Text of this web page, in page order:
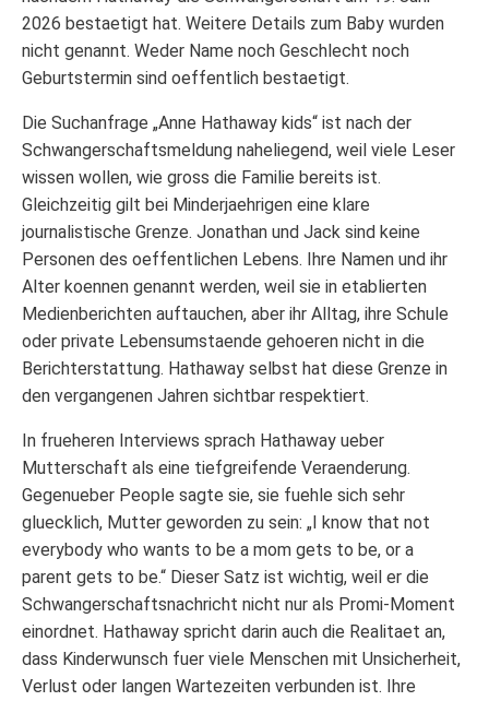
2026 bestaetigt hat. Weitere Details zum Baby wurden
nicht genannt. Weder Name noch Geschlecht noch
Geburtstermin sind oeffentlich bestaetigt.
Die Suchanfrage „Anne Hathaway kids“ ist nach der
Schwangerschaftsmeldung naheliegend, weil viele Leser
wissen wollen, wie gross die Familie bereits ist.
Gleichzeitig gilt bei Minderjaehrigen eine klare
journalistische Grenze. Jonathan und Jack sind keine
Personen des oeffentlichen Lebens. Ihre Namen und ihr
Alter koennen genannt werden, weil sie in etablierten
Medienberichten auftauchen, aber ihr Alltag, ihre Schule
oder private Lebensumstaende gehoeren nicht in die
Berichterstattung. Hathaway selbst hat diese Grenze in
den vergangenen Jahren sichtbar respektiert.
In frueheren Interviews sprach Hathaway ueber
Mutterschaft als eine tiefgreifende Veraenderung.
Gegenueber People sagte sie, sie fuehle sich sehr
gluecklich, Mutter geworden zu sein: „I know that not
everybody who wants to be a mom gets to be, or a
parent gets to be.“ Dieser Satz ist wichtig, weil er die
Schwangerschaftsnachricht nicht nur als Promi-Moment
einordnet. Hathaway spricht darin auch die Realitaet an,
dass Kinderwunsch fuer viele Menschen mit Unsicherheit,
Verlust oder langen Wartezeiten verbunden ist. Ihre